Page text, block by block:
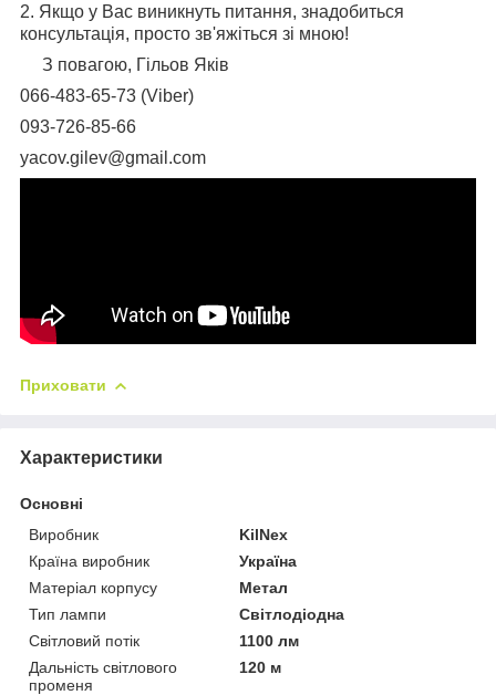
2. Якщо у Вас виникнуть питання, знадобиться
консультація, просто зв'яжіться зі мною!
З повагою, Гільов Яків
066-483-65-73 (Viber)
093-726-85-66
уacov.gilev@gmail.com
Приховати
Характеристики
Основні
Виробник
KilNex
Країна виробник
Україна
Матеріал корпусу
Метал
Тип лампи
Світлодіодна
Світловий потік
1100 лм
Дальність світлового
променя
120 м